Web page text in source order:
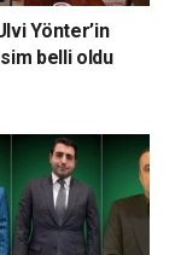
Yönter’in
belli oldu